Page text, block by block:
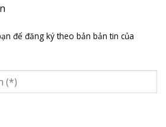
để đăng ký theo bản bản tin của